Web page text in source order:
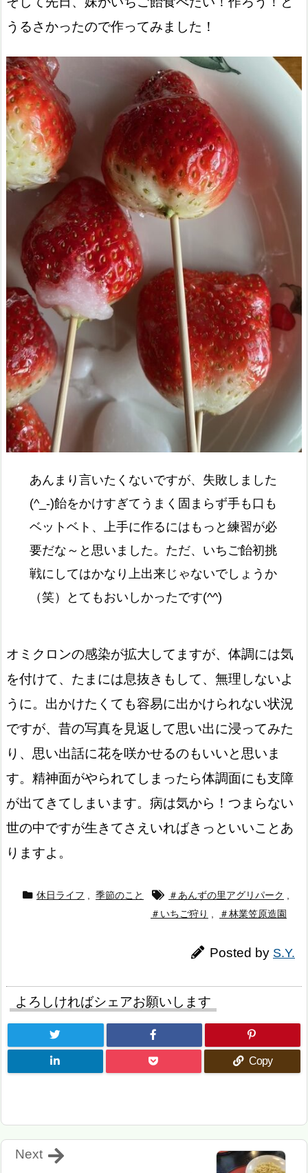
うるさかったので作ってみました！
あんまり言いたくないですが、失敗しました
(^_-)飴をかけすぎてうまく固 まらず手も口も
ベットベト、
上手に作るにはもっと練習が必
要だな～と思いました。ただ、いちご飴初挑
戦にしてはかなり上出来じゃないでしょうか
（笑）
とてもおいしかったです(^^)
オミクロンの感染が拡大してますが、体調には気
を付けて、たまには息抜きもして、無理しないよ
うに。出かけたくても容易に出かけられない状況
ですが、昔の写真を見返して思い出に浸ってみた
り、思い出話に花を咲かせるのもいいと思いま
す。精神面がやられてしまったら体調面にも支障
が出てきてしまいます。病は気から！つまらない
世の中ですが生きてさえいればきっといいことあ
りますよ。
休日ライフ , 季節のこと ＃あんずの里アグリパーク ,
＃いちご狩り , ＃林業笠原造園
Posted by S.Y.
よろしければシェアお願いします
Copy
Next